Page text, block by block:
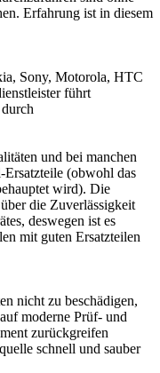
Erfahrung ist in diesem
Sony, Motorola, HTC
führt
und bei manchen
Ersatzteile (obwohl das
wird). Die
die Zuverlässigkeit
deswegen ist es
mit guten Ersatzteilen
nicht zu beschädigen,
moderne Prüf- und
zurückgreifen
schnell und sauber